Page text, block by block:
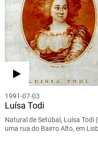
1991-07-03
Luísa Todi
Natural de Setúbal, Luísa Todi
uma rua do Bairro Alto, em